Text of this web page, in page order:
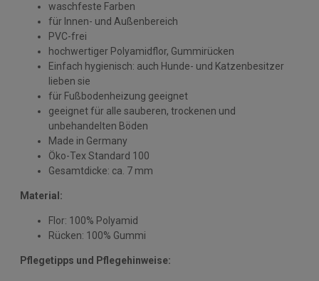
waschfeste Farben
für Innen- und Außenbereich
PVC-frei
hochwertiger Polyamidflor, Gummirücken
Einfach hygienisch: auch Hunde- und Katzenbesitzer
lieben sie
für Fußbodenheizung geeignet
geeignet für alle sauberen, trockenen und
unbehandelten Böden
Made in Germany
Öko-Tex Standard 100
Gesamtdicke: ca. 7 mm
Material:
Flor: 100% Polyamid
Rücken: 100% Gummi
Pflegetipps und Pflegehinweise: